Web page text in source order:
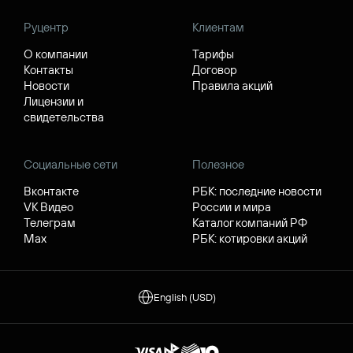
Руцентр
О компании
Контакты
Новости
Лицензии и
свидетельства
Клиентам
Тарифы
Договор
Правила акций
Социальные сети
Вконтакте
VK Видео
Телеграм
Max
Полезное
РБК: последние новости
России и мира
Каталог компаний РФ
РБК: котировки акций
English (USD)